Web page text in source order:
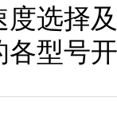
择及
各型号